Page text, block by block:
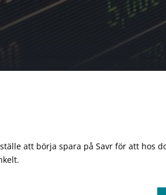
att börja spara på Savr för att hos